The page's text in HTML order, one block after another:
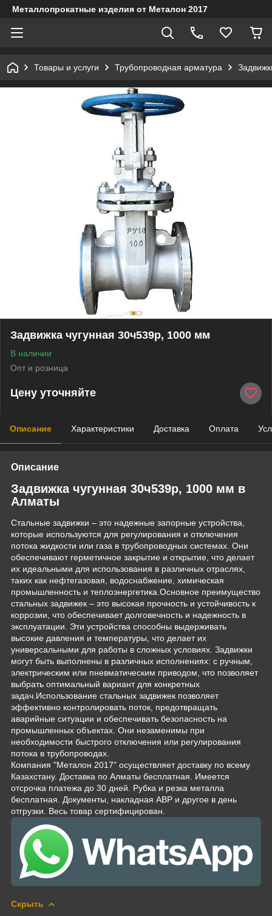
Металлопрокатные изделия от Металон 2017
Товары и услуги Трубопроводная арматура
Задвижка чугунная 30ч539р, 1000 мм
В наличии
Опт и розница
Цену уточняйте
Описание Характеристики Доставка Оплата
Описание
Задвижка чугунная 30ч539р, 1000 мм в
Алматы
Стальные задвижки – это надежные запорные устройства,
которые используются для регулирования и отключения
потока жидкости или газа в трубопроводных системах. Они
обеспечивают герметичное закрытие и открытие, что делает
их идеальными для использования в различных отраслях,
таких как нефтегазовая, водоснабжение, химическая
промышленность и теплоэнергетика.Основное преимущество
стальных задвижек – это высокая прочность и устойчивость к
коррозии, что обеспечивает долговечность и надежность в
эксплуатации. Эти устройства способны выдерживать
высокие давления и температуры, что делает их
универсальными для работы в сложных условиях. Задвижки
могут быть выполнены в различных исполнениях: с ручным,
электрическим или пневматическим приводом, что позволяет
выбрать оптимальный вариант для конкретных
задач.Использование стальных задвижек позволяет
эффективно контролировать поток, предотвращать
аварийные ситуации и обеспечивать безопасность на
промышленных объектах. Они незаменимы при
необходимости быстрого отключения или регулирования
потока в трубопроводах.
Компания "Металон 2017" осуществляет доставку по всему
Казахстану. Доставка по Алматы бесплатная. Имеется
отсрочка платежа до 30 дней. Рубка и резка металла
бесплатная. Документы, накладная АВР и другое в день
отгрузки. Весь товар сертифицирован.
Скрыть